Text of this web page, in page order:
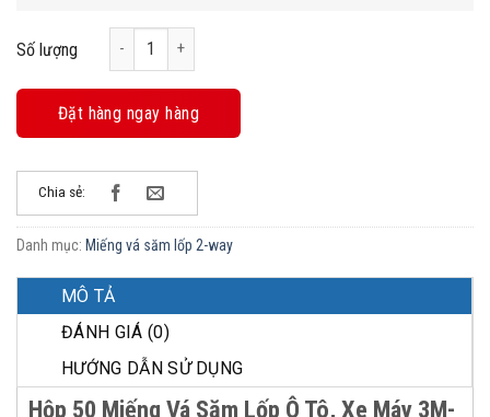
Số lượng Hộp 50 Miếng Vá Săm Lốp Ô Tô, Xe Máy 3M-35 (Tròn,
Đặt hàng ngay hàng
Chia sẻ:
Danh mục: Miếng vá săm lốp 2-way
MÔ TẢ
ĐÁNH GIÁ (0)
HƯỚNG DẪN SỬ DỤNG
Hộp 50 Miếng Vá Săm Lốp Ô Tô, Xe Máy 3M-